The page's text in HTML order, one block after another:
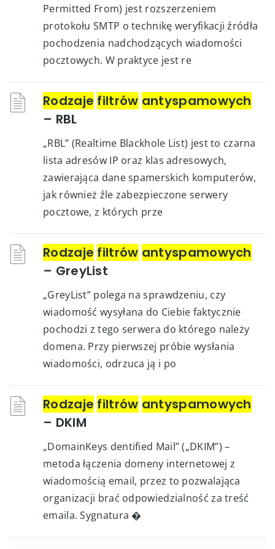
Permitted From) jest rozszerzeniem
protokołu SMTP o technikę weryfikacji źródła
pochodzenia nadchodzących wiadomości
pocztowych. W praktyce jest re
Rodzaje filtrów antyspamowych
– RBL
„RBL” (Realtime Blackhole List) jest to czarna
lista adresów IP oraz klas adresowych,
zawierająca dane spamerskich komputerów,
jak również źle zabezpieczone serwery
pocztowe, z których prze
Rodzaje filtrów antyspamowych
– GreyList
„GreyList” polega na sprawdzeniu, czy
wiadomość wysyłana do Ciebie faktycznie
pochodzi z tego serwera do którego należy
domena. Przy pierwszej próbie wysłania
wiadomości, odrzuca ją i po
Rodzaje filtrów antyspamowych
– DKIM
„DomainKeys dentified Mail” („DKIM”) –
metoda łączenia domeny internetowej z
wiadomością email, przez to pozwalająca
organizacji brać odpowiedzialność za treść
emaila. Sygnatura �